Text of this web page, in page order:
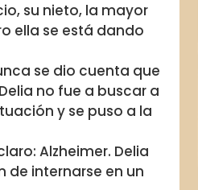
su nieto, la mayor
ella se está dando
se dio cuenta que
no fue a buscar a
y se puso a la
Alzheimer. Delia
de internarse en un